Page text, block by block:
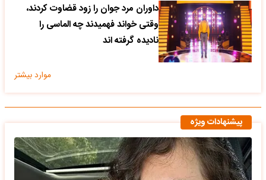
داوران مرد جوان را زود قضاوت کردند،
وقتی خواند فهمیدند چه الماسی را
نادیده گرفته اند
موارد بیشتر
پیشنهادات ویژه